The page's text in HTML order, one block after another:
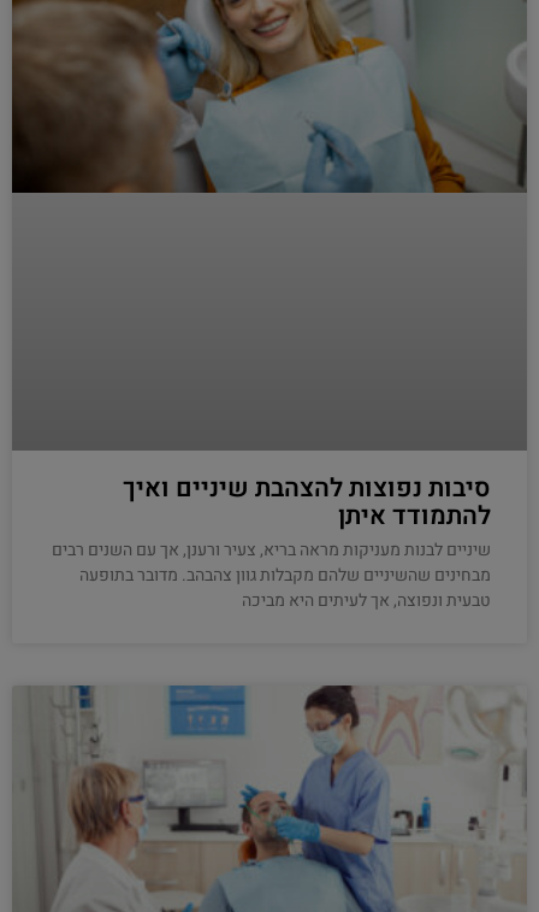
סיבות נפוצות להצהבת שיניים ואיך
להתמודד איתן
שיניים לבנות מעניקות מראה בריא, צעיר ורענן, אך עם השנים רבים
מבחינים שהשיניים שלהם מקבלות גוון צהבהב. מדובר בתופעה
טבעית ונפוצה, אך לעיתים היא מביכה